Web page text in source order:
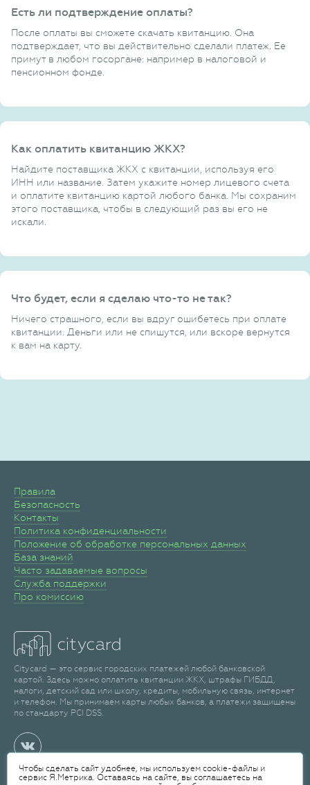
Есть ли подтверждение оплаты?
После оплаты вы сможете скачать квитанцию. Она
подтверждает, что вы действительно сделали платеж. Ее
примут в любом госоргане: например в налоговой и
пенсионном фонде.
Как оплатить квитанцию ЖКХ?
Найдите поставщика ЖКХ с квитанции, используя его
ИНН или название. Затем укажите номер лицевого счета
и оплатите квитанцию картой любого банка. Мы сохраним
этого поставщика, чтобы в следующий раз вы его не
искали.
Что будет, если я сделаю что-то не так?
Ничего страшного, если вы вдруг ошибетесь при оплате
квитанции. Деньги или не спишутся, или вскоре вернутся
к вам на карту.
Правила
Безопасность
Контакты
Политика конфиденциальности
Положение об обработке персональных данных
База знаний
Часто задаваемые вопросы
Служба поддержки
Про комиссию
Citycard — это сервис городских платежей любой банковской
картой. Здесь можно оплатить квитанции ЖКХ, штрафы ГИБДД,
налоги, детский сад или школу, кредиты, мобильную связь, интернет
и телефон. Мы принимаем карты любых банков, а платежи защищены
по стандарту PCI DSS.
Чтобы сделать сайт удобнее, мы используем cookie-файлы и
сервис Я.Метрика. Оставаясь на сайте, вы соглашаетесь на